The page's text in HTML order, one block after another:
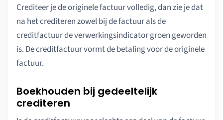
Crediteer je de originele factuur volledig, dan zie je dat
na het crediteren zowel bij de factuur als de
creditfactuur de verwerkingsindicator groen geworden
is. De creditfactuur vormt de betaling voor de originele
factuur.
Boekhouden bij gedeeltelijk
crediteren